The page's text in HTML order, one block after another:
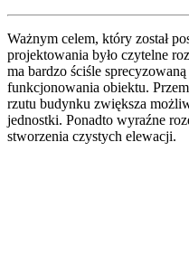
Ważnym celem, który został
projektowania było czytelne
ma bardzo ściśle
funkcjonowania obiektu.
rzutu budynku zwiększa
jednostki. Ponadto wyraźne
stworzenia czystych elewacji.